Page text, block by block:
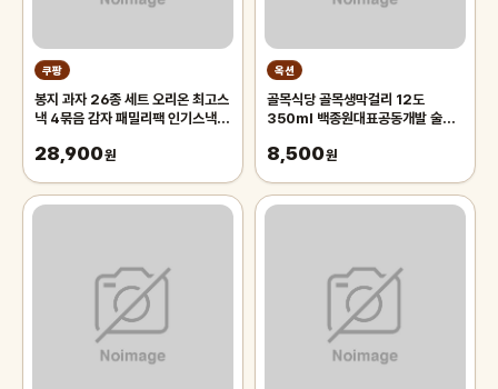
쿠팡
봉지 과자 26종 세트 오리온 최고스
낵 4묶음 감자 패밀리팩 인기스낵
라운 크크스낵 ( 콘칩 죠리퐁 신짱 카
26종
28,900원
옥션
골목식당 골목생막걸리 12도
350ml 백종원대표공동개발 술품
8,500원